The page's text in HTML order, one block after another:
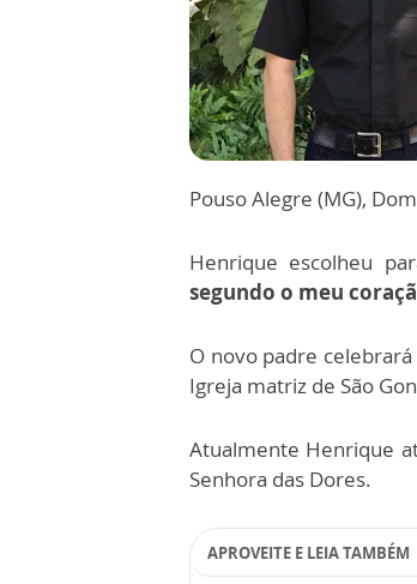
Pouso Alegre (MG),
Henrique escolheu
segundo o meu
O novo padre
Igreja matriz de São
Atualmente Henrique
Senhora das Dores.
APROVEITE E LEIA TAMBÉM